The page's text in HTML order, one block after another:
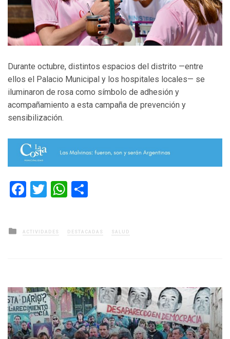
Durante octubre, distintos espacios del distrito —entre
ellos el Palacio Municipal y los hospitales locales— se
iluminaron de rosa como símbolo de adhesión y
acompañamiento a esta campaña de prevención y
sensibilización.
Facebook
TwitterWhatsApp
Posted
in
ACTIVIDADES DESTACADAS SALUD